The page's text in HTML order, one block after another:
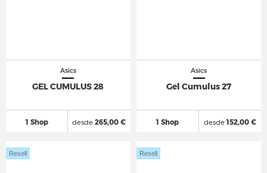
Asics
GEL CUMULUS 28
1 Shop desde 265,00 €
Asics
Gel Cumulus 27
1 Shop desde152,00 €
Resell Resell